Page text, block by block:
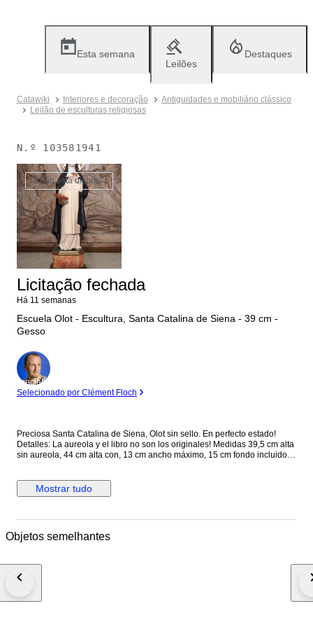
Esta semana
Leilões
Destaques
Catawiki Interiores e decoração
Antiguidades e mobiliário clássico
Leilão de esculturas religiosas
N.º 103581941
Já não está disponível
Licitação fechada
Há 11 semanas
Escuela Olot - Escultura, Santa Catalina de Siena - 39 cm -
Gesso
Especialista
Selecionado por Clément Floch
Preciosa Santa Catalina de Siena, Olot sin sello. En perfecto estado!
Detalles: La aureola y el libro no son los originales! Medidas 39,5 cm alta
sin aureola, 44 cm alta con, 13 cm ancho máximo, 15 cm fondo incluido el
#iglesiacatolica #ImagineríaReligiosa #IglesiaCatolicaApostolicaRomana
Mostrar tudo
Objetos semelhantes